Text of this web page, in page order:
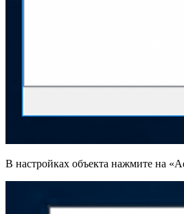
В настройках объекта нажмите на